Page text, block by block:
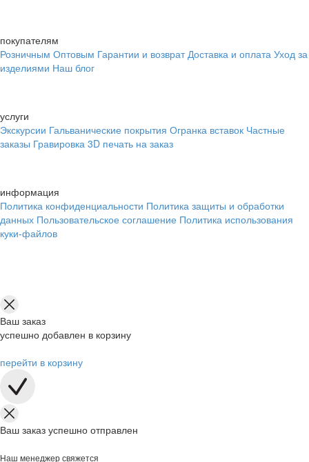
покупателям
Розничным Оптовым Гарантии и возврат Доставка и оплата Уход за
изделиями Наш блог
услуги
Экскурсии Гальванические покрытия Огранка вставок Частные
заказы Гравировка 3D печать на заказ
информация
Политика конфиденциальности Политика защиты и обработки
данных Пользовательское соглашение Политика использования
куки-файлов
Ваш заказ
успешно добавлен в корзину
перейти в корзину
Ваш заказ успешно отправлен
Наш менеджер свяжется